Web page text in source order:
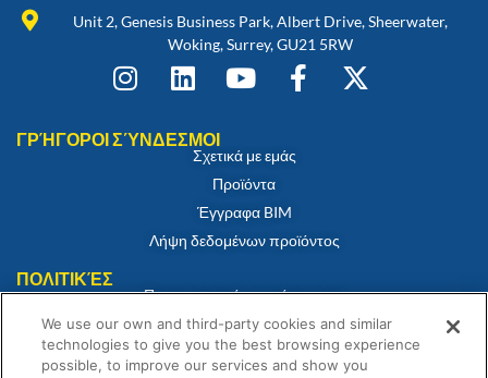
Unit 2, Genesis Business Park, Albert Drive, Sheerwater,
Woking, Surrey, GU21 5RW
ΓΡΉΓΟΡΟΙ ΣΎΝΔΕΣΜΟΙ
Σχετικά με εμάς
Προϊόντα
Έγγραφα BIM
Λήψη δεδομένων προϊόντος
ΠΟΛΙΤΙΚΈΣ
Πιστοποιητικό συμμόρφωσης
Πολιτική για τα cookies
Αποποίηση ευθύνης
We use our own and third-party cookies and similar
technologies to give you the best browsing experience
possible, to improve our services and show you